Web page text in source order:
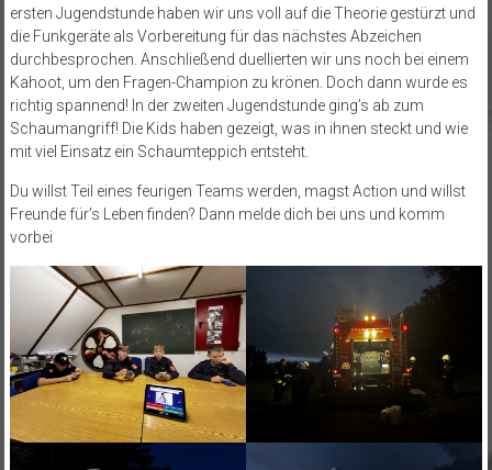
ersten Jugendstunde haben wir uns voll auf die Theorie gestürzt und
die Funkgeräte als Vorbereitung für das nächstes Abzeichen
durchbesprochen. Anschließend duellierten wir uns noch bei einem
Kahoot, um den Fragen-Champion zu krönen. Doch dann wurde es
richtig spannend! In der zweiten Jugendstunde ging’s ab zum
Schaumangriff! Die Kids haben gezeigt, was in ihnen steckt und wie
mit viel Einsatz ein Schaumteppich entsteht.
Du willst Teil eines feurigen Teams werden, magst Action und willst
Freunde für’s Leben finden? Dann melde dich bei uns und komm
vorbei